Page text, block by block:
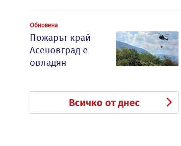
Обновена
Пожарът край
Асеновград е
овладян
Всичко от днес